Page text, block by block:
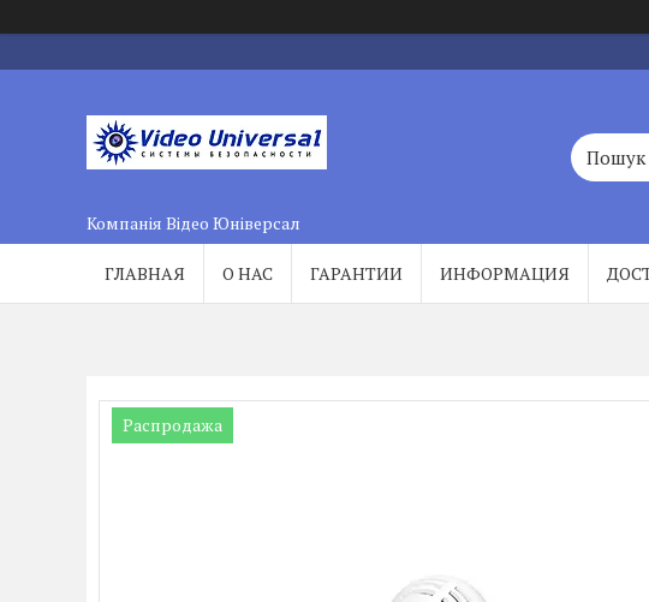
Компанія Відео Юніверсал
ГЛАВНАЯ О НАС ГАРАНТИИ ИНФОРМАЦИЯ
Распродажа